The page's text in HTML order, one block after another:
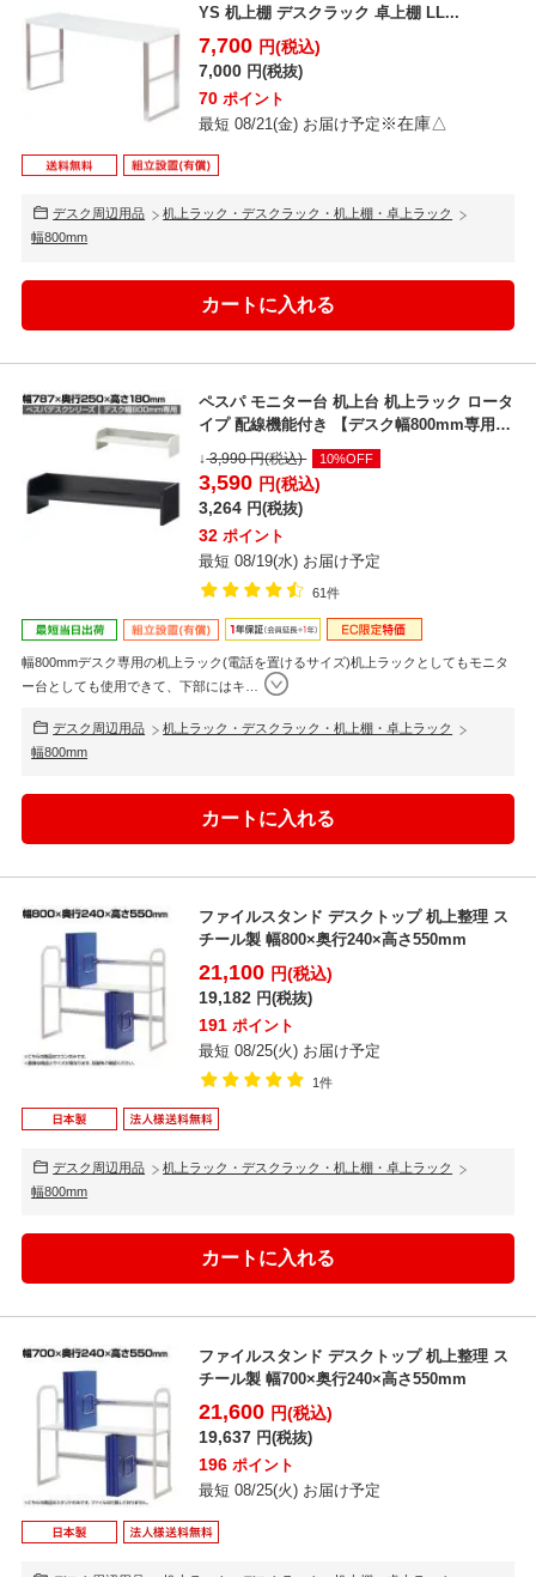
YS 机上棚 デスクラック 卓上棚 LL...
7,700 円(税込)
7,000 円(税抜)
70 ポイント
最短 08/21(金) お届け予定 ※在庫△
デスク周辺用品
机上ラック・デスクラック・机上棚・卓上ラック
幅800mm
ペスパ モニター台 机上台 机上ラック ロータ
イプ 配線機能付き 【デスク幅800mm専用】
デスク...
↓3,990円(税込) 10%OFF
3,590 円(税込)
3,264 円(税抜)
32 ポイント
最短 08/19(水) お届け予定
61件
幅800mmデスク専用の机上ラック(電話を置けるサイズ)机上ラックとしてもモニタ
ー台としても使用できて、下部にはキ…
デスク周辺用品
机上ラック・デスクラック・机上棚・卓上ラック
幅800mm
ファイルスタンド デスクトップ 机上整理 ス
チール製 幅800×奥行240×高さ550mm
21,100 円(税込)
19,182 円(税抜)
191 ポイント
最短 08/25(火) お届け予定
1件
デスク周辺用品
机上ラック・デスクラック・机上棚・卓上ラック
幅800mm
ファイルスタンド デスクトップ 机上整理 ス
チール製 幅700×奥行240×高さ550mm
21,600 円(税込)
19,637 円(税抜)
196 ポイント
最短 08/25(火) お届け予定